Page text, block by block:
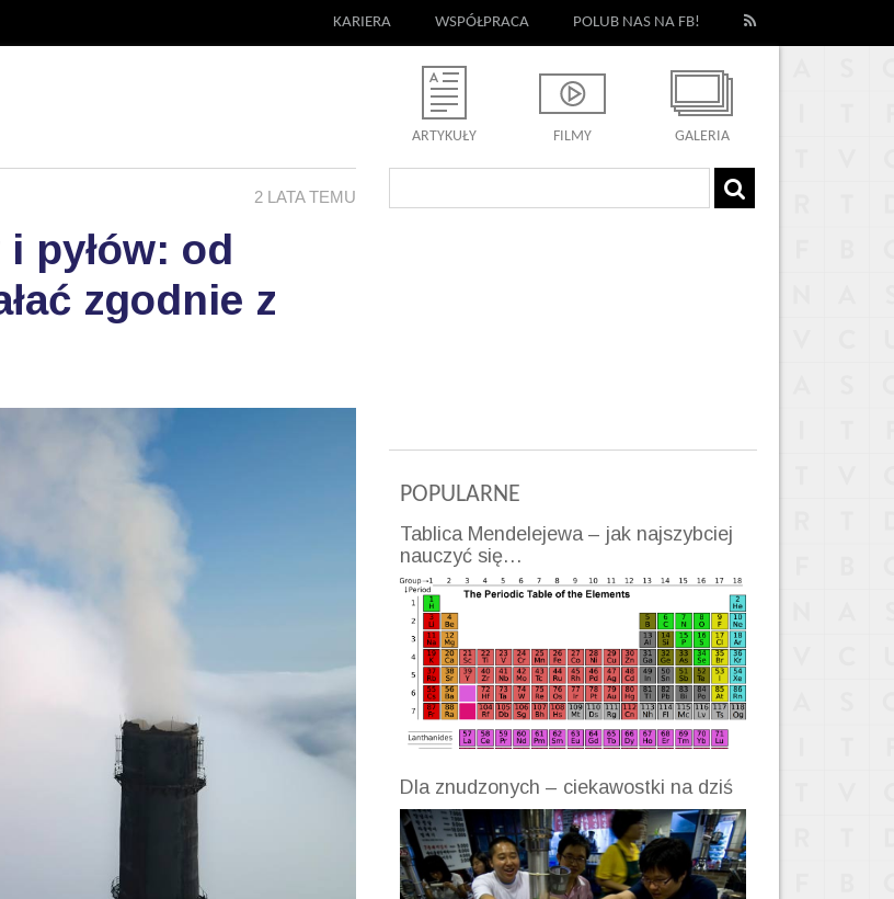
KARIERA WSPÓŁPRACA POLUB NAS NA FB!
ARTYKUŁY FILMY GALERIA
2 LATA TEMU
pyłów: od
zgodnie z
POPULARNE
Tablica Mendelejewa – jak najszybciej
nauczyć się…
Dla znudzonych – ciekawostki na dziś